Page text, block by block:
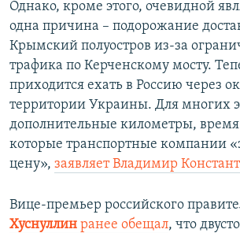
Однако, кроме этого, очевидной
одна причина – подорожание
Крымский полуостров из-за
трафика по Керченскому мосту.
приходится ехать в Россию через
территории Украины. Для многих
дополнительные километры, время
которые транспортные компании
цену», заявляет Владимир
Вице-премьер российского
Хуснуллин ранее обещал, что